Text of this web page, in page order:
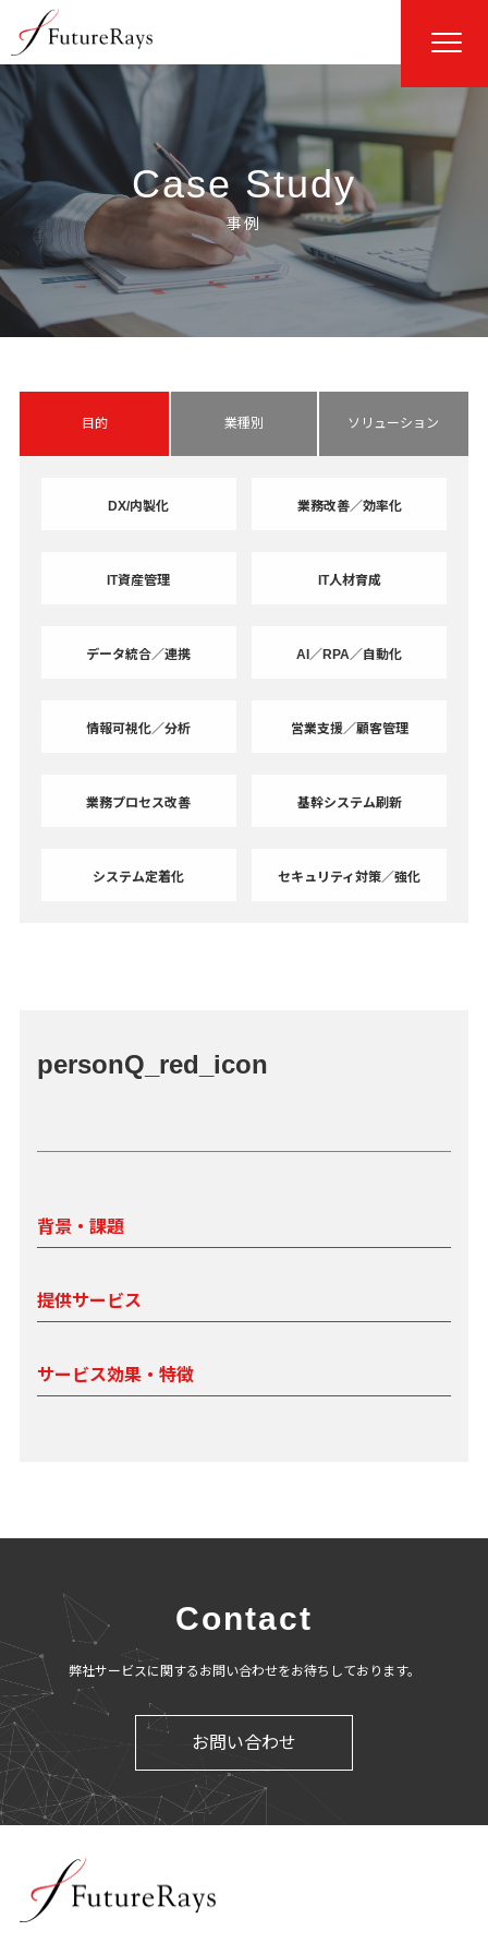
Case Study
目的 業種別 ソリューション
DX/内製化 業務改善／効率化
IT資産管理 IT人材育成
データ統合／連携 AI／RPA／自動化
情報可視化／分析 営業支援／顧客管理
業務プロセス改善 基幹システム刷新
システム定着化 セキュリティ対策／強化
personQ_red_icon
背景・課題
提供サービス
サービス効果・特徴
Contact
弊社サービスに関するお問い合わせをお待ちしております。
お問い合わせ